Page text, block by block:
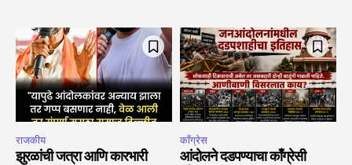
राजकीय
झुरळांची जत्रा आणि कारभारी
काँग्रेस
आंदोलने दडपण्याचा काँग्रेसी